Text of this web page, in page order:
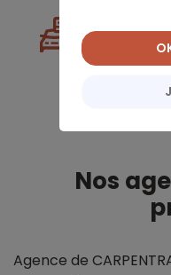
Pour
nous
la
Nos
Agence de